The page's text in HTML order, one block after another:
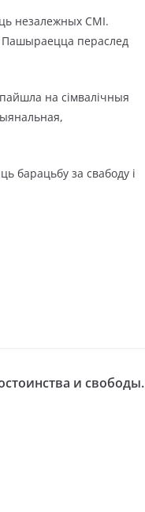
незалежных СМІ.
Пашыраецца пераслед
на сімвалічныя
барацьбу за свабоду і
и свободы.